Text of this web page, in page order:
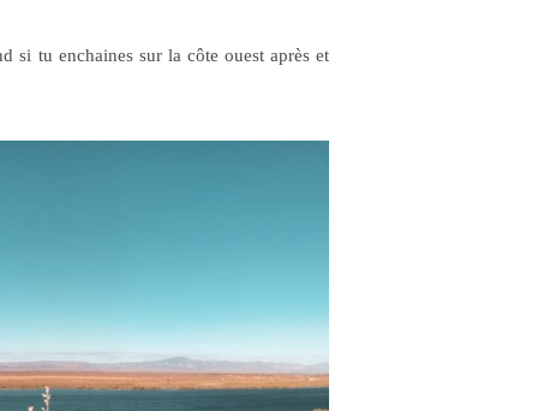
si tu enchaines sur la côte ouest après et